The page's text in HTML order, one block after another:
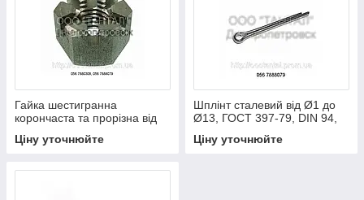
Гайка шестигранна
корончаста та прорізна від
ГОСТ 5932-73, DIN 935, ISO
Ціну уточнюйте
Шплінт сталевий від Ø1 до
Ø13, ГОСТ 397-79, DIN 94,
Ціну уточнюйте